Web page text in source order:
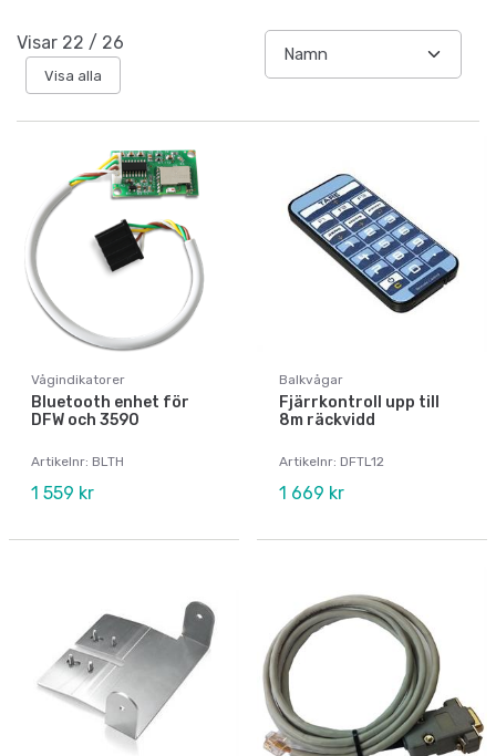
Visar 22 / 26
Visa alla
Vågindikatorer
Bluetooth enhet för
DFW och 3590
Artikelnr: BLTH
1 559 kr
Balkvågar
Fjärrkontroll upp till
8m räckvidd
Artikelnr: DFTL12
1 669 kr